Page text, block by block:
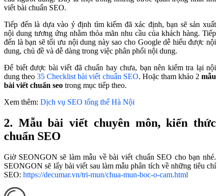
viết bài chuẩn SEO.
Tiếp đến là dựa vào ý định tìm kiếm đã xác định, bạn sẽ sản xuất
nội dung tương ứng nhằm thỏa mãn nhu cầu của khách hàng. Tiếp
đến là bạn sẽ tối ưu nội dung này sao cho Google dễ hiểu được nội
dung, chủ đề và dễ dàng trong việc phân phối nội dung.
Để biết được bài viết đã chuẩn hay chưa, bạn nên kiểm tra lại nội
dung theo35 Checklist bài viết chuẩn SEO. Hoặc tham khảo 2mẫu
bài viết chuẩn seo trong mục tiếp theo.
Xem thêm: Dịch vụ SEO tổng thể Hà Nội
2. Mẫu bài viết chuyên môn, kiến thức
chuẩn SEO
Giờ SEONGON sẽ làm mẫu về bài viết chuẩn SEO cho bạn nhé.
SEONGON sẽ lấy bài viết sau làm mẫu phân tích về những tiêu chí
SEO: https://decumar.vn/tri-mun/chua-mun-boc-o-cam.html